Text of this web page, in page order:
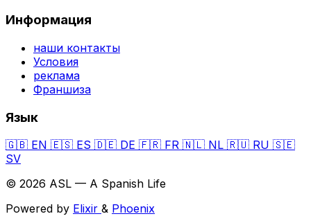
Информация
наши контакты
Условия
реклама
Франшиза
Язык
🇬🇧 EN 🇪🇸 ES 🇩🇪 DE 🇫🇷 FR 🇳🇱 NL 🇷🇺 RU 🇸🇪
SV
© 2026 ASL — A Spanish Life
Powered by Elixir & Phoenix